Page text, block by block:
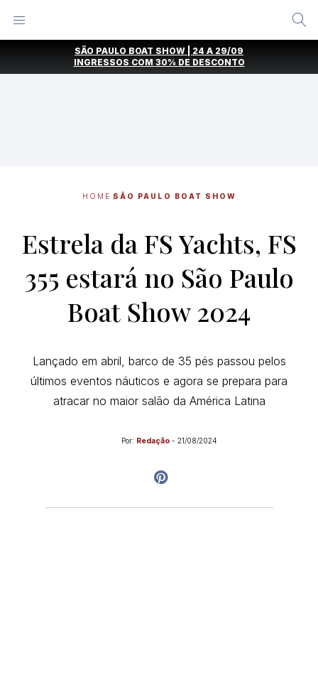
SÃO PAULO BOAT SHOW | 24 A 29/09
INGRESSOS COM 30% DE DESCONTO
HOME SÃO PAULO BOAT SHOW
Estrela da FS Yachts, FS
355 estará no São Paulo
Boat Show 2024
Lançado em abril, barco de 35 pés passou pelos
últimos eventos náuticos e agora se prepara para
atracar no maior salão da América Latina
Por: Redação - 21/08/2024